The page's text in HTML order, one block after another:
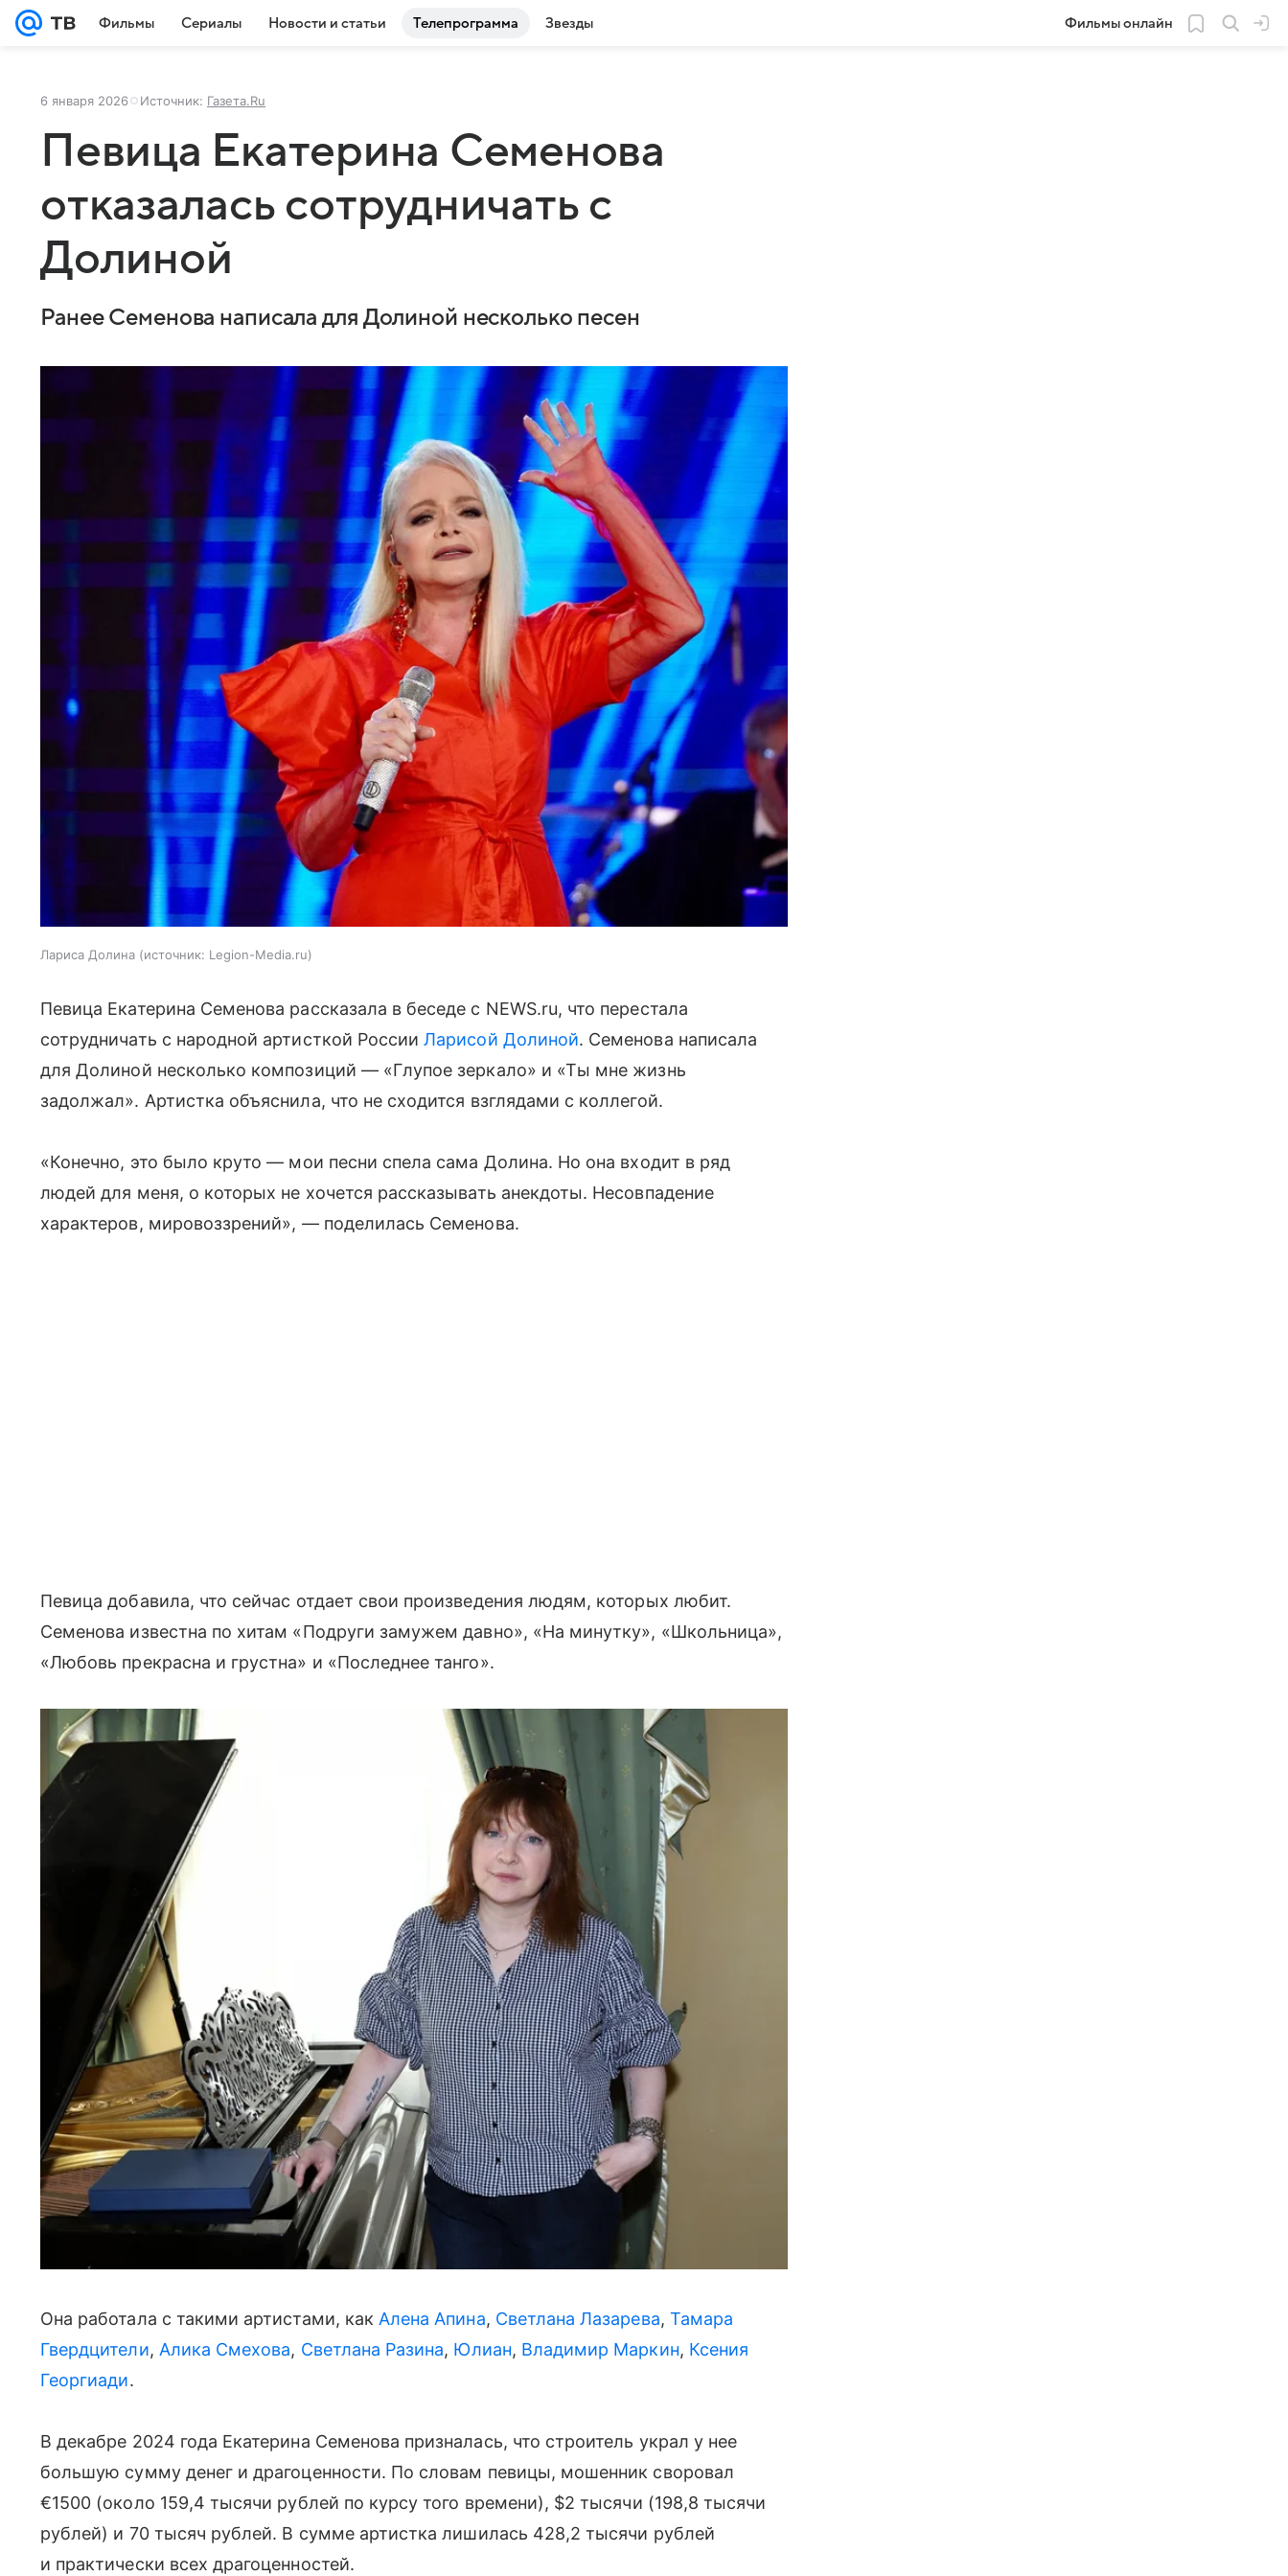
Фильмы Сериалы Новости и статьи Телепрограмма Звезды Фильмы онлайн
6 января 2026 Источник: Газета.Ru
Певица Екатерина Семенова
отказалась сотрудничать с
Долиной
Ранее Семенова написала для Долиной несколько песен
Лариса Долина источник: Legion-Media.ru
Певица Екатерина Семенова рассказала в беседе с NEWS.ru, что перестала
сотрудничать с народной артисткой РоссииЛарисой Долиной. Семенова написала
для Долиной несколько композиций — «Глупое зеркало» и «Ты мне жизнь
задолжал». Артистка объяснила, что не сходится взглядами с коллегой.
«Конечно, это было круто — мои песни спела сама Долина. Но она входит в ряд
людей для меня, о которых не хочется рассказывать анекдоты. Несовпадение
характеров, мировоззрений», — поделилась Семенова.
Певица добавила, что сейчас отдает свои произведения людям, которых любит.
Семенова известна по хитам «Подруги замужем давно», «На минутку», «Школьница»,
«Любовь прекрасна и грустна» и «Последнее танго».
Она работала с такими артистами, как Алена Апина, Светлана Лазарева, Тамара
Гвердцители, Алика Смехова, Светлана Разина, Юлиан, Владимир Маркин, Ксения
Георгиади.
В декабре 2024 года Екатерина Семенова призналась, что строитель украл у нее
большую сумму денег и драгоценности. По словам певицы, мошенник своровал
€1500 (около 159,4 тысячи рублей по курсу того времени), $2 тысячи (198,8 тысячи
рублей) и 70 тысяч рублей. В сумме артистка лишилась 428,2 тысячи рублей
и практически всех драгоценностей.